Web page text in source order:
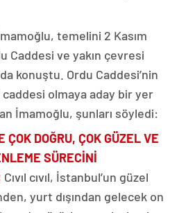
temelini 2 Kasım
Caddesi ve yakın çevresi
konuştu. Ordu Caddesi’nin
olmaya aday bir yer
İmamoğlu, şunları söyledi:
ÇOK DOĞRU, ÇOK GÜZEL VE
SÜRECİNİ
Cıvıl cıvıl, İstanbul’un güzel
yurt dışından gelecek on